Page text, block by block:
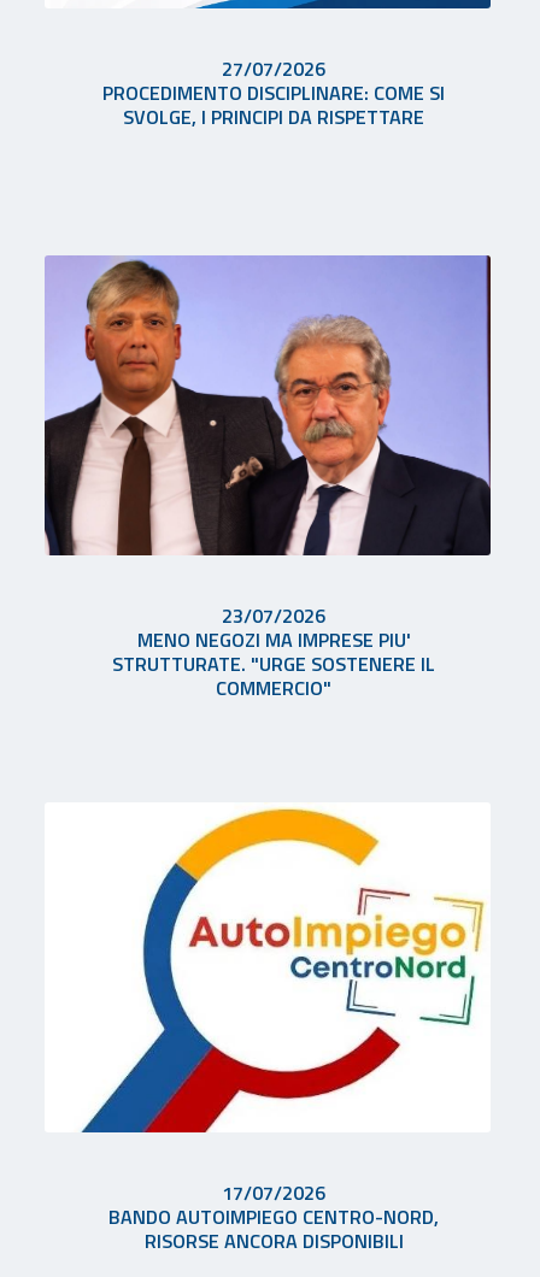
27/07/2026
PROCEDIMENTO DISCIPLINARE: COME SI
SVOLGE, I PRINCIPI DA RISPETTARE
23/07/2026
MENO NEGOZI MA IMPRESE PIU'
STRUTTURATE. "URGE SOSTENERE IL
COMMERCIO"
17/07/2026
BANDO AUTOIMPIEGO CENTRO-NORD,
RISORSE ANCORA DISPONIBILI